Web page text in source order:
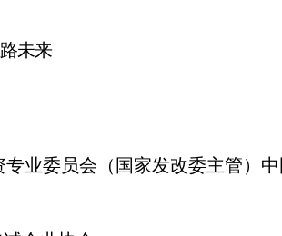
未来
业委员会（国家发改委主管）